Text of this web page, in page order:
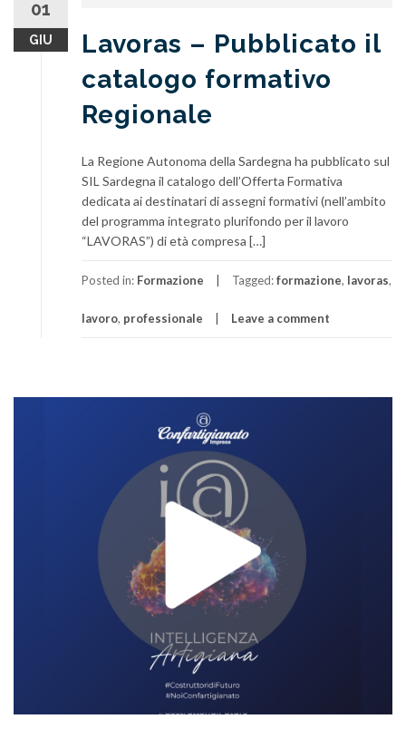
01
GIU
Lavoras – Pubblicato il
catalogo formativo
Regionale
La Regione Autonoma della Sardegna ha pubblicato sul
SIL Sardegna il catalogo dell’Offerta Formativa
dedicata ai destinatari di assegni formativi (nell’ambito
del programma integrato plurifondo per il lavoro
“LAVORAS”) di età compresa […]
Posted in: Formazione Tagged:formazione, lavoras,
lavoro, professionale Leave a comment